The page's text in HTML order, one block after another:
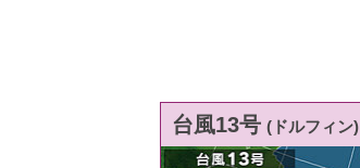
台風13号 (ドルフィン)